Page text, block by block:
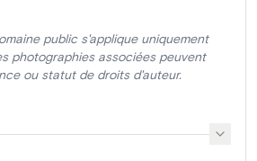
public s'applique uniquement
photographies associées peuvent
ou statut de droits d'auteur.